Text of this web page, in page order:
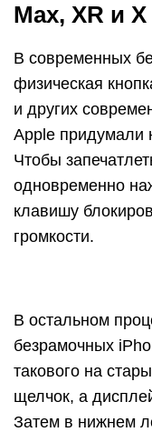
Max, XR и X
В современных
физическая
и других
Apple придумали
Чтобы
одновременно
клавишу
громкости.
В остальном
безрамочных
такового на
щелчок, а
Затем в нижнем